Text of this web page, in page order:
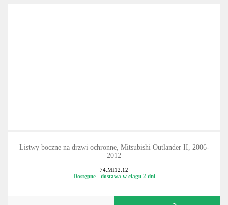
Listwy boczne na drzwi ochronne, Mitsubishi Outlander II, 2006-
2012